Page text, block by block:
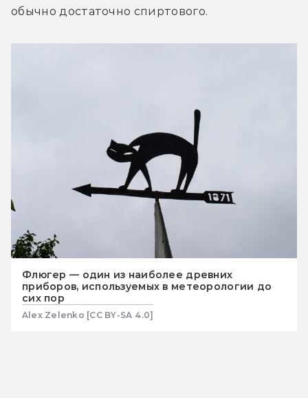
обычно достаточно спиртового.
Флюгер — один из наиболее древних
приборов, используемых в метеорологии до
сих пор
Alex Zelenko [CC BY-SA 4.0]